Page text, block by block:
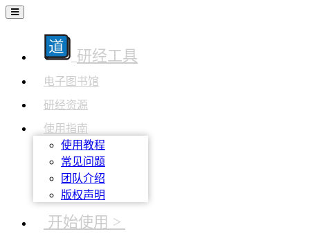
研经工具
电子图书馆
研经资源
使用指南
使用教程
常见问题
团队介绍
版权声明
开始使用 >